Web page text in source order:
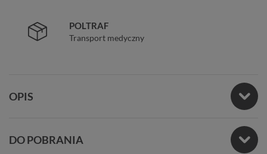
POLTRAF
Transport medyczny
OPIS
DO POBRANIA